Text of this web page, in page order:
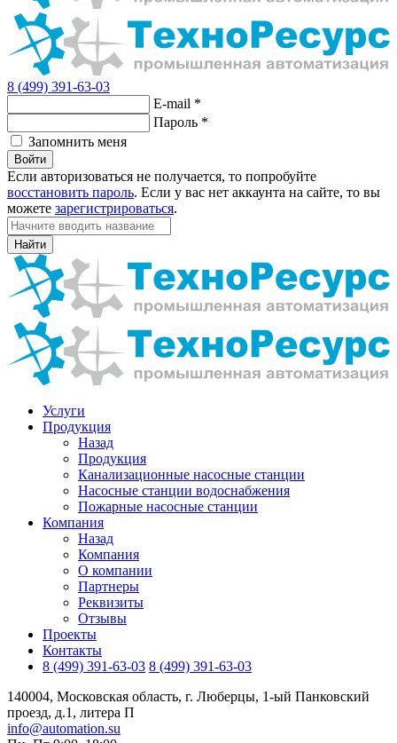
8 (499) 391-63-03
E-mail *
Пароль *
Запомнить меня
Войти
Если авторизоваться не получается, то попробуйте
восстановить пароль. Если у вас нет аккаунта на сайте, то вы
можете зарегистрироваться.
Найти
Услуги
Продукция
Назад
Продукция
Канализационные насосные станции
Насосные станции водоснабжения
Пожарные насосные станции
Компания
Назад
Компания
О компании
Партнеры
Реквизиты
Отзывы
Проекты
Контакты
8 (499) 391-63-03 8 (499) 391-63-03
140004, Московская область, г. Люберцы, 1-ый Панковский
проезд, д.1, литера П
info@automation.su